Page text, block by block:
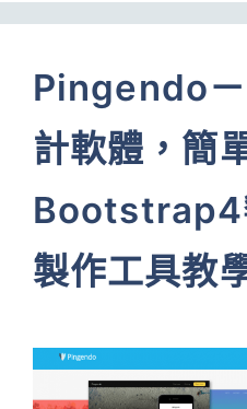
Pingendo
計軟體，簡
Bootstrap4
製作工具教